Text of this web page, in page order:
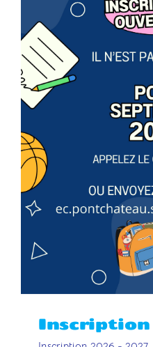
Inscription